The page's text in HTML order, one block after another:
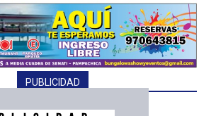
━ Planes
PUBLICIDAD